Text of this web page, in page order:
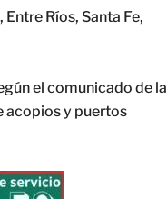
Ríos, Santa Fe,
el comunicado de la
acopios y puertos